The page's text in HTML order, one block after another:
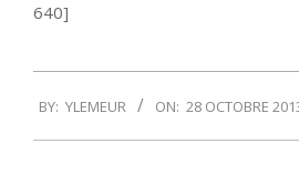
640]
10-
28
BY: YLEMEUR ON: 28 OCTOBRE